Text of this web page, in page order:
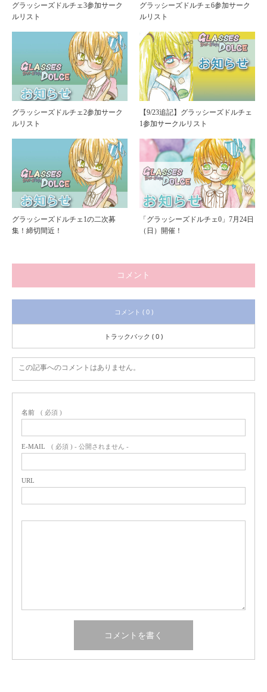
グラッシーズドルチェ3参加サーク
ルリスト
グラッシーズドルチェ6参加サーク
ルリスト
グラッシーズドルチェ2参加サーク
ルリスト
【9/23追記】グラッシーズドルチェ
1参加サークルリスト
グラッシーズドルチェ1の二次募
集！締切間近！
「グラッシーズドルチェ0」7月24日
（日）開催！
コメント
コメント ( 0 )
トラックバック ( 0 )
この記事へのコメントはありません。
名前 ( 必須 )
E-MAIL ( 必須 ) - 公開されません -
URL